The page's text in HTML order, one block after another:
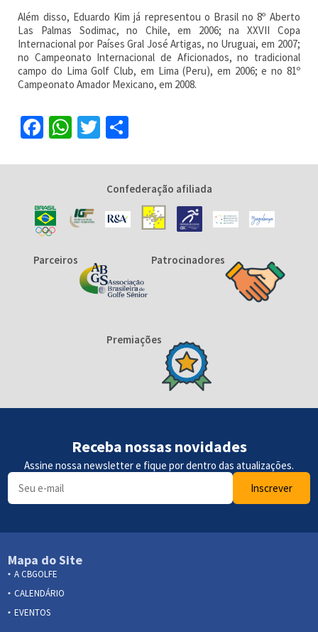
Além disso, Eduardo Kim já representou o Brasil no 8º Aberto
Las Palmas Sodimac, no Chile, em 2006; na XXVII Copa
Internacional por Países Gral José Artigas, no Uruguai, em 2007;
no Campeonato Internacional de Aficionados, no tradicional
campo do Lima Golf Club, em Lima (Peru), em 2006; e no 81º
Campeonato Amador Mexicano, em 2008.
Facebook
WhatsApp
Twitter
Confederação afiliada
Parceiros Patrocinadores
Premiações
Receba nossas novidades
Assine nossa newsletter e fique por dentro das atualizações.
Inscrever
Mapa do Site
A CBGOLFE
CALENDÁRIO
EVENTOS